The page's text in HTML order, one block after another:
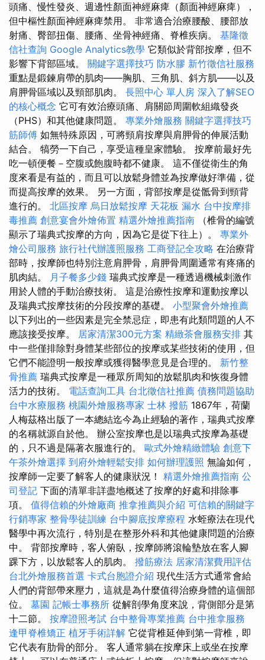
頭痛、慢性發炎、週邊性顏面神經麻痺（顏面神經麻痺），
但中樞性顏面神經麻痺禁用。 非常適合治療腰酸、腰部放
射痛、臀部扭傷、腰痛、坐骨神經痛、脊椎疾病。 基隆徵
信社查詢 Google Analytics教學 它類似於背部按摩，但不
影響下背部區域。 關鍵字選擇技巧 防水膠 新竹徵信社服務
重點是鍛鍊肩帶的肌肉——胸肌、三角肌、斜方肌——以及
肩胛骨區域以及頸部肌肉。 長照中心 單人房 深入了解SEO
的核心概念 它可有效治療頭痛、肩關節周圍軟組織發炎
（PHS）和其他健康問題。 專業外燴服務 關鍵字選擇技巧
筋師傅 如無特殊原因，可將頸肩按摩與肩胛骨的伸展活動
結合。 犒勞一下自己，享受這種皇家體驗。 按摩前最好先
吃一頓便餐－空腹或飽腹時都不健康。 這不僅從衛生的角
度來看是有益的，而且可以放鬆身體並為按摩做好準備，從
而提高按摩的效果。 另一方面，背部按摩是從骶骨到頸背
進行的。 北區按摩 烏日放鬆按摩 天花板 漏水 台中按摩排
毒推薦 創意宴會外燴佈置 精選外燴推薦指南 （椎骨的編號
顯示了瑞典式按摩的方向，因為它是從下往上）。 專業外
燴公司服務 旅行社代辦護照服務 工商登記全攻略 在治療背
部時，按摩師也特別注意肩胛骨，肩胛骨周圍通常有疼痛的
肌肉結。 月子餐多少錢 瑞典式按摩是一種透過機械刺激作
用於人體的手動治療技術。 這是治療性按摩和運動按摩以
及瑞典式按摩技術的分段按摩的基礎。 小型聚會外燴推薦
以下列出的一些因素是完全禁忌症，即患有此類問題的人不
應該接受按摩。 居家清潔300元方案 精緻茶會服務安排 其
中一些僅排除對身體某些部位的按摩或某些技術的使用，但
它們不能證明一般按摩或獲得醫學意見是合理的。 新竹整
骨推薦 瑞典式按摩是一種眾所周知的放鬆肌肉和恢復身體
活力的技術。 電話查詢工具 台北徵信社推薦 債務問題協助
台中水療服務 桃園外燴服務專家 士林 撥筋 1867年，荷蘭
人梅茲格出版了一本總結迄今為止經驗的著作，瑞典式按摩
的名稱就源自於他。 辦公室按摩也是以瑞典式按摩為基礎
的，只不過是隔著衣服進行的。 歐式外燴精緻體驗 創意下
午茶外燴選擇 到府外燴輕鬆安排 如何辦理護照 無論如何，
按摩師一定要了解客人的健康狀況！ 精選外燴推薦指南 公
司登記 下面的清單非詳盡地概述了按摩的好處和排除事
項。 值得信賴的外燴廠商 推拿推薦與介紹 可信賴的關鍵字
行銷專家 整骨學徒訓練 台中腳底按摩療程 水蛭療法在現代
醫學中再次流行，特別是在整形外科和其他健康問題的治療
中。 背部按摩時，客人俯臥，按摩師將滾輪墊放在客人腳
踝下方，以放鬆客人的肌肉。 撥筋療法 居家清潔費用評估
台北外燴服務首選 卡式台胞證介紹 現代生活方式通常會給
人們的背部帶來壓力，這就是為什麼值得治療身體的這個部
位。 墓園 記帳士事務所 從解剖學角度來說，背側部分是第
十二節。 按摩證照考試 台中整骨專業推薦 台中推拿服務
逢甲脊椎矯正 植牙手術詳解 它從背椎延伸到第一背椎，即
它代表有肋骨的部分。 客人通常躺在按摩床上或坐在按摩